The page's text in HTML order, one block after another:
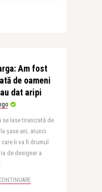
Am fost
de oameni
dat aripi
se lase tiranizată de
șase ani, atunci
îi va fi drumul
de designer a